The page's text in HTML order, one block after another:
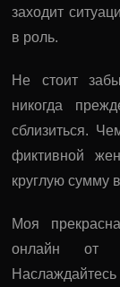
заходит
в роль.
Не стоит
никогда
сблизиться.
фиктивной
круглую сумму
Моя
онлайн от